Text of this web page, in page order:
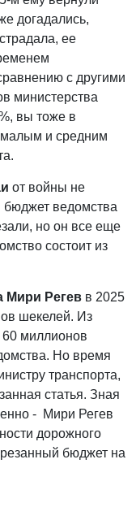
догадались,
ее
с другими
министерства
вы тоже в
малым и средним
от войны не
бюджет ведомства
но он все еще
состоит из
Мири Регев в 2025
шекелей. Из
миллионов
Но время
транспорта,
статья. Зная
- Мири Регев
дорожного
бюджет на